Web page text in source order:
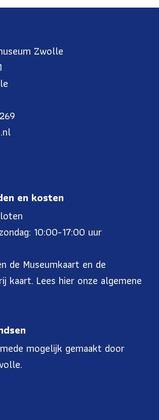
Zwolle
en kosten
10:00-17:00 uur
de Museumkaart en de
kaart. Lees hier onze algemene
mogelijk gemaakt door